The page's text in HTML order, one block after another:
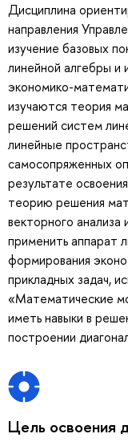
Дисциплина
направления
изучение базовых
линейной алгебры и
экономико-
изучаются теория
решений систем
линейные
самосопряженных
результате
теорию решения
векторного
применить аппарат
формирования
прикладных задач,
«Математические
иметь навыки в
построении
Цель освоения